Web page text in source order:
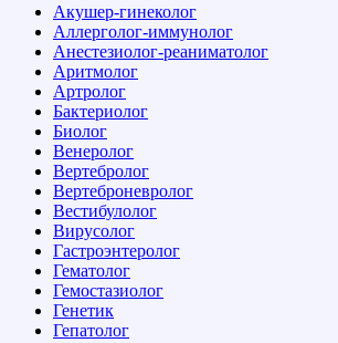
Акушер-гинеколог
Аллерголог-иммунолог
Анестезиолог-реаниматолог
Аритмолог
Артролог
Бактериолог
Биолог
Венеролог
Вертебролог
Вертеброневролог
Вестибулолог
Вирусолог
Гастроэнтеролог
Гематолог
Гемостазиолог
Генетик
Гепатолог